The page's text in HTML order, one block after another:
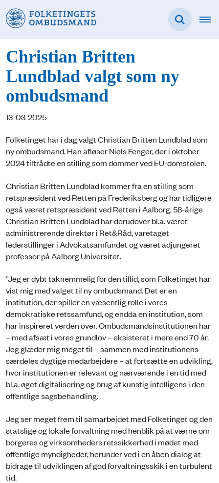
Christian Britten
Lundblad valgt som ny
ombudsmand
13-03-2025
Folketinget har i dag valgt Christian Britten Lundblad som
ny ombudsmand. Han afløser Niels Fenger, der i oktober
2024 tiltrådte en stilling som dommer ved EU-domstolen.
Christian Britten Lundblad kommer fra en stilling som
retspræsident ved Retten på Frederiksberg og har tidligere
også været retspræsident ved Retten i Aalborg. 58-årige
Christian Britten Lundblad har derudover bl.a. været
administrerende direktør i Ret&Råd, varetaget
lederstillinger i Advokatsamfundet og været adjungeret
professor på Aalborg Universitet.
”Jeg er dybt taknemmelig for den tillid, som Folketinget har
vist mig med valget til ny ombudsmand. Det er en
institution, der spiller en væsentlig rolle i vores
demokratiske retssamfund, og endda en institution, som
har inspireret verden over. Ombudsmandsinstitutionen har
– med afsæt i vores grundlov – eksisteret i mere end 70 år.
Jeg glæder mig meget til – sammen med institutionens
særdeles dygtige medarbejdere – at fortsætte en udvikling,
hvor institutionen er relevant og nærværende i en tid med
bl.a. øget digitalisering og brug af kunstig intelligens i den
offentlige sagsbehandling.
Jeg ser meget frem til samarbejdet med Folketinget og den
statslige og lokale forvaltning med henblik på at værne om
borgeres og virksomheders retssikkerhed i mødet med
offentlige myndigheder, herunder ved i en åben dialog at
bidrage til udviklingen af god forvaltningsskik i en turbulent
tid.